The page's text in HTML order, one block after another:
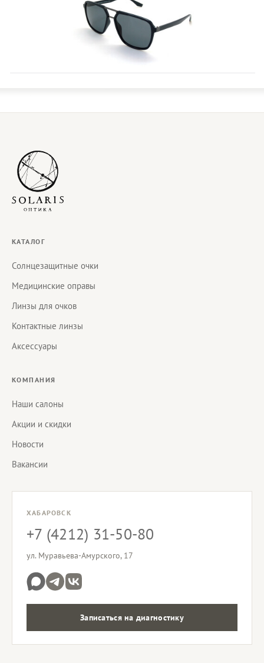
КАТАЛОГ
Солнцезащитные очки
Медицинские оправы
Линзы для очков
Контактные линзы
Аксессуары
КОМПАНИЯ
Наши салоны
Акции и скидки
Новости
Вакансии
ХАБАРОВСК
+7 (4212) 31-50-80
ул. Муравьева-Амурского, 17
Записаться на диагностику